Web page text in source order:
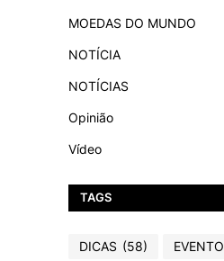
MOEDAS DO MUNDO
NOTÍCIA
NOTÍCIAS
Opinião
Vídeo
TAGS
DICAS (58) EVENTO